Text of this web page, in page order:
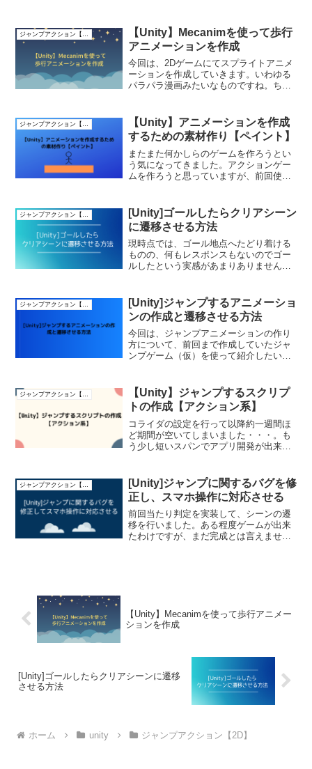
ジャンプアクション【2D】
【Unity】Mecanimを使って歩行
アニメーションを作成
今回は、2Dゲームにてスプライトアニメ
ーションを作成していきます。いわゆる
パラパラ漫画みたいなものですね。ちょ
とでアニメーションを作っていきます。
Unityで2Dゲーム...
ジャンプアクション【2D】
【Unity】アニメーションを作成
するための素材作り【ペイント】
またまた何かしらのゲームを作ろうとい
う気になってきました。アクションゲー
ムを作ろうと思っていますが、前回使わ
てみたいと思います。具体的にはステー
ジがあり、アイスクライマ...
[Unity]ゴールしたらクリアシーン
に遷移させる方法
現時点では、ゴール地点へたどり着ける
ものの、何もレスポンスもないのでゴー
ルしたという実感があまりありません。
しょう。ゴール地点に到着したらクリア
シーンに遷移させるまでま...
ジャンプアクション【2D】
[Unity]ジャンプするアニメーショ
ンの作成と遷移させる方法
今回は、ジャンプアニメーションの作り
方について、前回まで作成していたジャ
ンプゲーム（仮）を使って紹介したいと
るアニメーションを実装していませんで
した。アニメーションが複...
ジャンプアクション【2D】
【Unity】ジャンプするスクリプ
トの作成【アクション系】
コライダの設定を行って以降約一週間ほ
ど期間が空いてしまいました・・・。も
う少し短いスパンでアプリ開発が出来れ
めていきます！プレイヤーをジャンプさ
せるスクリプトの作成前回...
[Unity]ジャンプに関するバグを修
正し、スマホ操作に対応させる
前回当たり判定を実装して、シーンの遷
移を行いました。ある程度ゲームが出来
たわけですが、まだ完成とは言えませ
【Unity】Mecanimを使って歩行アニメー
ションを作成
[Unity]ゴールしたらクリアシーンに遷移
させる方法
ホーム unity ジャンプアクション【2D】